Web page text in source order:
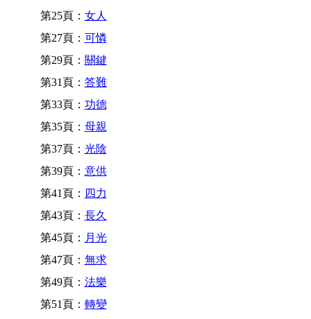
第25頁： 女人
第27頁： 可憐
第29頁： 關鍵
第31頁： 答難
第33頁： 功德
第35頁： 母親
第37頁： 光陰
第39頁： 意供
第41頁： 四力
第43頁： 長久
第45頁： 月光
第47頁： 無求
第49頁： 法樂
第51頁： 轉變